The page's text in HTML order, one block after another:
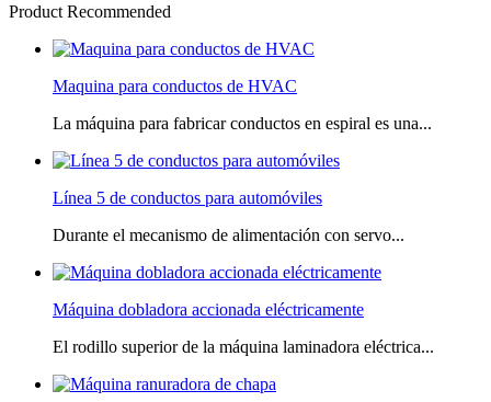
Product Recommended
Maquina para conductos de HVAC
La máquina para fabricar conductos en espiral es una...
Línea 5 de conductos para automóviles
Durante el mecanismo de alimentación con servo...
Máquina dobladora accionada eléctricamente
El rodillo superior de la máquina laminadora eléctrica...